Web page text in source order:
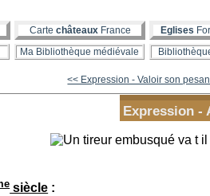
Carte châteauxFrance Eglises
Ma Bibliothèque médiévale
<< Expression - Valoir son
Expression -
siècle :